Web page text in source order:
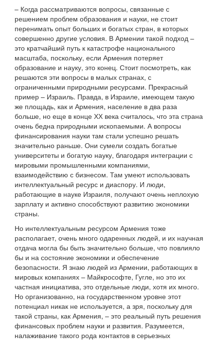
– Когда рассматриваются вопросы, связанные с
решением проблем образования и науки, не стоит
перенимать опыт больших и богатых стран, в которых
совершенно другие условия. В Армении такой подход –
это кратчайший путь к катастрофе национального
масштаба, поскольку, если Армения потеряет
образование и науку, это конец. Стоит посмотреть, как
решаются эти вопросы в малых странах, с
ограниченными природными ресурсами. Прекрасный
пример – Израиль. Правда, в Израиле, имеющем такую
же площадь, как и Армения, население в два раза
больше, но еще в конце ХХ века считалось, что эта страна
очень бедна природными ископаемыми. А вопросы
финансирования науки там стали успешно решать
значительно раньше. Они сумели создать богатые
университеты и богатую науку, благодаря интеграции с
мировыми промышленными компаниями,
взаимодействию с бизнесом. Там умеют использовать
интеллектуальный ресурс и диаспору. И люди,
работающие в науке Израиля, получают очень неплохую
зарплату и активно способствуют развитию экономики
страны.
Но интеллектуальным ресурсом Армения тоже
располагает, очень много одаренных людей, и их научная
отдача могла бы быть значительно больше, что повлияло
бы и на состояние экономики и обеспечение
безопасности. Я знаю людей из Армении, работающих в
мировых компаниях – Майкрософте, Гугле, но это их
частная инициатива, это отдельные люди, хотя их много.
Но организованно, на государственном уровне этот
потенциал никак не используется, а зря, поскольку для
такой страны, как Армения, – это реальный путь решения
финансовых проблем науки и развития. Разумеется,
налаживание такого рода контактов в серьезных